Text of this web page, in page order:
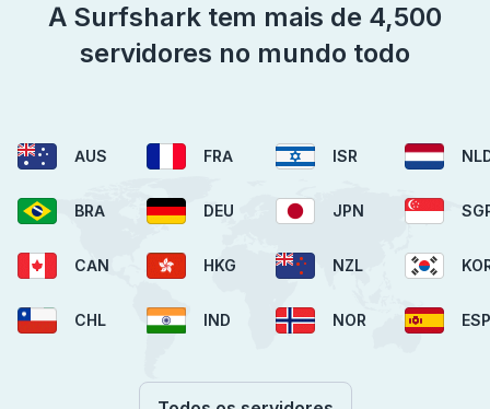
A Surfshark tem mais de 4,500
servidores no mundo todo
AUS
BRA
CAN
CHL
FRA
DEU
HKG
IND
ISR
JPN
NZL
NOR ESP